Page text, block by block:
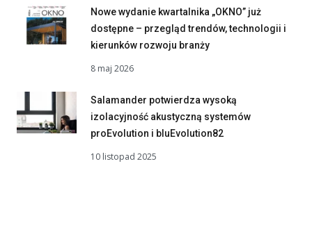
Nowe wydanie kwartalnika „OKNO” już
dostępne – przegląd trendów, technologii i
kierunków rozwoju branży
8 maj 2026
Salamander potwierdza wysoką
izolacyjność akustyczną systemów
proEvolution i bluEvolution82
10 listopad 2025